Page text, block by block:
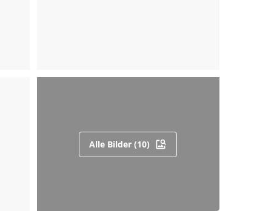
Alle Bilder (10)